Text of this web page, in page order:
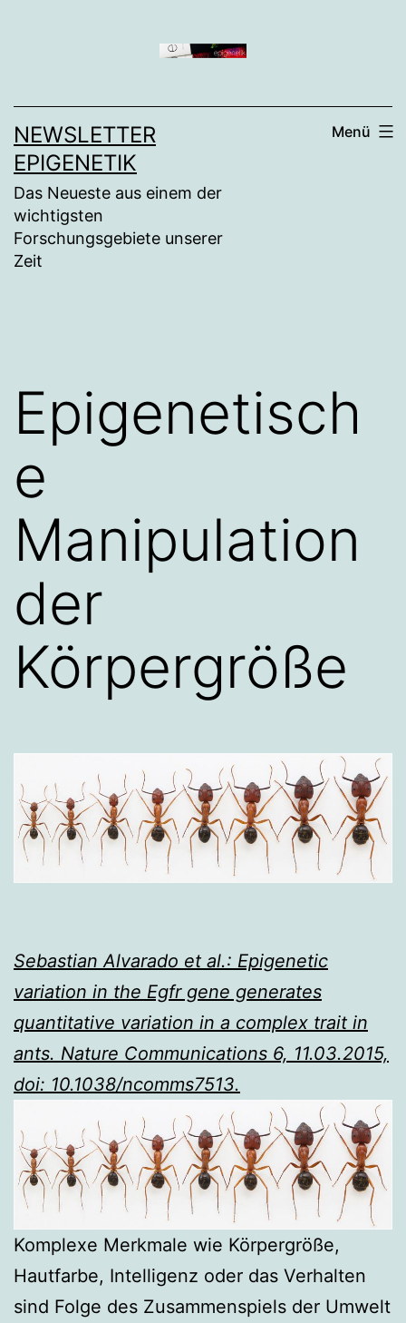
NEWSLETTER
EPIGENETIK
Das Neueste aus einem der
wichtigsten
Forschungsgebiete unserer
Zeit
Menü
Epigenetisch
e
Manipulation
der
Körpergröße
Sebastian Alvarado et al.: Epigenetic
variation in the Egfr gene generates
quantitative variation in a complex trait in
ants. Nature Communications 6, 11.03.2015,
doi: 10.1038/ncomms7513.
Komplexe Merkmale wie Körpergröße,
Hautfarbe, Intelligenz oder das Verhalten
sind Folge des Zusammenspiels der Umwelt